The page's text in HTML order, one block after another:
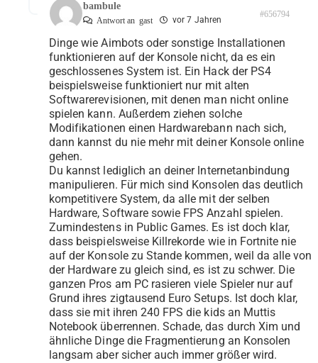
bambule
Antwort an gast vor 7 Jahren
#656794
Dinge wie Aimbots oder sonstige Installationen
funktionieren auf der Konsole nicht, da es ein
geschlossenes System ist. Ein Hack der PS4
beispielsweise funktioniert nur mit alten
Softwarerevisionen, mit denen man nicht online
spielen kann. Außerdem ziehen solche
Modifikationen einen Hardwarebann nach sich,
dann kannst du nie mehr mit deiner Konsole online
gehen.
Du kannst lediglich an deiner lnternetanbindung
manipulieren. Für mich sind Konsolen das deutlich
kompetitivere System, da alle mit der selben
Hardware, Software sowie FPS Anzahl spielen.
Zumindestens in Public Games. Es ist doch klar,
dass beispielsweise Killrekorde wie in Fortnite nie
auf der Konsole zu Stande kommen, weil da alle von
der Hardware zu gleich sind, es ist zu schwer. Die
ganzen Pros am PC rasieren viele Spieler nur auf
Grund ihres zigtausend Euro Setups. Ist doch klar,
dass sie mit ihren 240 FPS die kids an Muttis
Notebook überrennen. Schade, das durch Xim und
ähnliche Dinge die Fragmentierung an Konsolen
langsam aber sicher auch immer größer wird.